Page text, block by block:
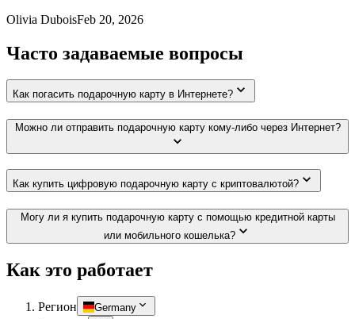
Olivia DuboisFeb 20, 2026
Часто задаваемые вопросы
Как погасить подарочную карту в Интернете?
Можно ли отправить подарочную карту кому-либо через Интернет?
Как купить цифровую подарочную карту с криптовалютой?
Могу ли я купить подарочную карту с помощью кредитной карты
или мобильного кошелька?
Как это работает
Регион Germany